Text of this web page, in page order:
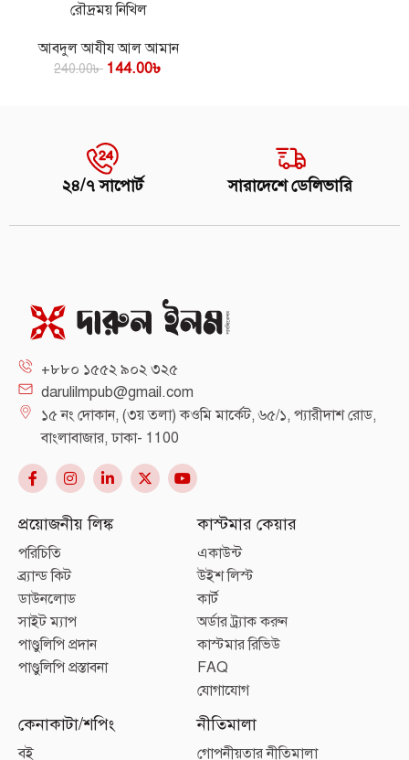
রৌদ্রময় নিখিল
আবদুল আযীয আল আমান
240.00৳ 144.00৳
২৪/৭ সাপোর্ট সারাদেশে ডেলিভারি
+৮৮০ ১৫৫২ ৯০২ ৩২৫
darulilmpub@gmail.com
১৫ নং দোকান, (৩য় তলা) কওমি মার্কেট, ৬৫/১, প্যারীদাশ রোড,
বাংলাবাজার, ঢাকা- 1100
প্রয়োজনীয় লিঙ্ক
পরিচিতি
ব্র্যান্ড কিট
ডাউনলোড
সাইট ম্যাপ
পাণ্ডুলিপি প্রদান
পাণ্ডুলিপি প্রস্তাবনা
কাস্টমার কেয়ার
একাউন্ট
উইশ লিস্ট
কার্ট
অর্ডার ট্র্যাক করুন
কাস্টমার রিভিউ
FAQ
যোগাযোগ
কেনাকাটা/শপিং
বই
নীতিমালা
গোপনীয়তার নীতিমালা